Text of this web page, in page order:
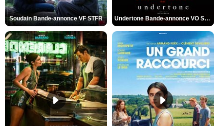
Soudain Bande-annonce VF STFR Undertone Bande-annonce VO STFR